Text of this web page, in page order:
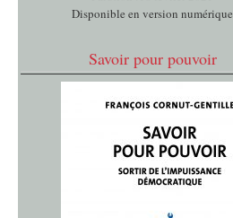
Disponible en version numérique
Savoir pour pouvoir